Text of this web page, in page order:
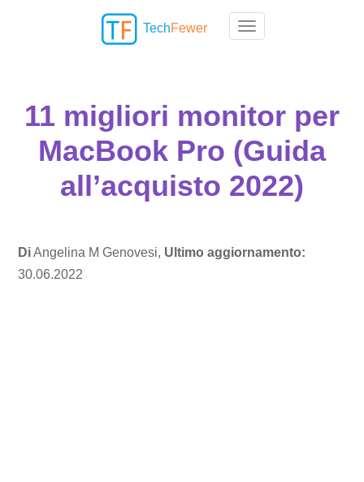
Toggle navigation
TechFewer
11 migliori monitor per
MacBook Pro (Guida
all’acquisto 2022)
DiAngelina M Genovesi, Ultimo aggiornamento:
30.06.2022